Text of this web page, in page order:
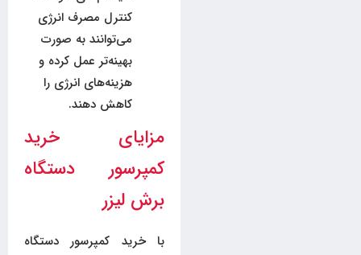
کنترل مصرف انرژی
می‌توانند به صورت
بهینه‌تر عمل کرده و
هزینه‌های انرژی را
کاهش دهند.
مزایای خرید
کمپرسور دستگاه
برش لیزر
با خرید کمپرسور دستگاه